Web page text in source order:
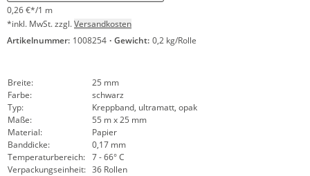
0,26 €*/1 m
*inkl. MwSt. zzgl.Versandkosten
Artikelnummer: 1008254 · Gewicht: 0,2 kg/Rolle
Breite:
25 mm
Farbe:
schwarz
Typ:
Kreppband, ultramatt, opak
Maße:
55 m x 25 mm
Material:
Papier
Banddicke:
0,17 mm
Temperaturbereich: 7 - 66° C
Verpackungseinheit: 36 Rollen